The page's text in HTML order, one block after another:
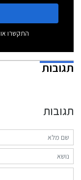
התקשרו או
תגובות
תגובות